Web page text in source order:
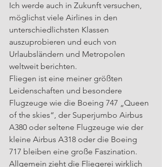
Ich werde auch in Zukunft versuchen,
möglichst viele Airlines in den
unterschiedlichsten Klassen
auszuprobieren und euch von
Urlaubsländern und Metropolen
weltweit berichten.
Fliegen ist eine meiner größten
Leidenschaften und besondere
Flugzeuge wie die Boeing 747 „Queen
of the skies“, der Superjumbo Airbus
A380 oder seltene Flugzeuge wie der
kleine Airbus A318 oder die Boeing
717 bleiben eine große Faszination.
Allgemein zieht die Fliegerei wirklich